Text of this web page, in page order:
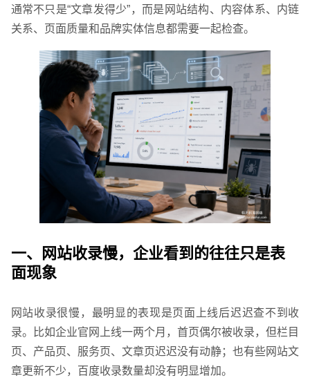
通常不只是“文章发得少”，而是网站结构、内容体系、内链
关系、页面质量和品牌实体信息都需要一起检查。
一、网站收录慢，企业看到的往往只是表
面现象
网站收录很慢，最明显的表现是页面上线后迟迟查不到收
录。比如企业官网上线一两个月，首页偶尔被收录，但栏目
页、产品页、服务页、文章页迟迟没有动静；也有些网站文
章更新不少，百度收录数量却没有明显增加。